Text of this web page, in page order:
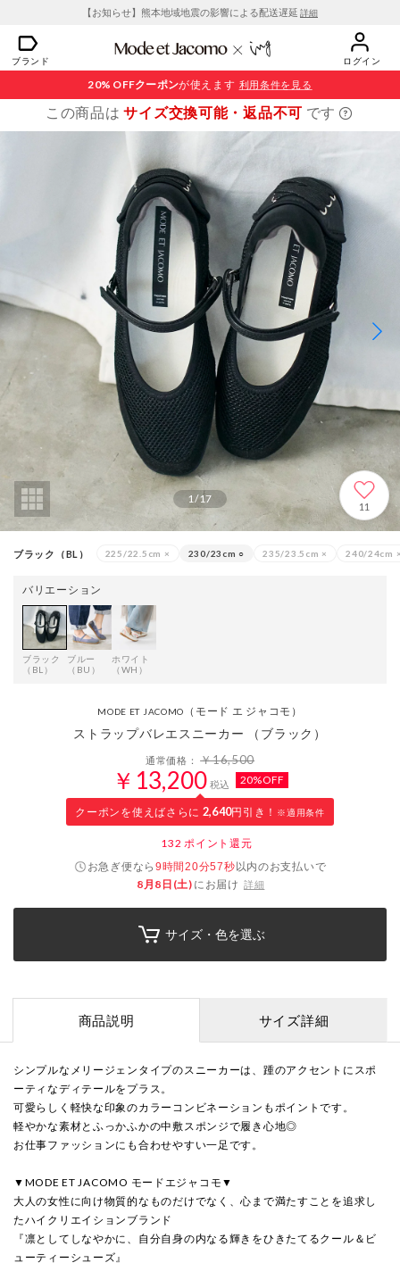
【お知らせ】熊本地域地震の影響による配送遅延 詳細
ブランド ログイン
20% OFFクーポンが使えます 利用条件を見る
この商品はサイズ交換可能・返品不可 です
1/17
11
ブラック（BL） 225/22.5cm × 230/23cm ○ 235/23.5cm × 240/24cm
バリエーション
ブラック
（BL）
ブルー
（BU）
ホワイト
（WH）
MODE ET JACOMO （モード エ ジャコモ）
ストラップバレエスニーカー （ブラック）
通常価格：￥16,500
￥13,200 税込 20%OFF
クーポンを使えばさらに 2,640円引き！ ※適用条件
132 ポイント還元
お急ぎ便なら9時間20分56秒以内のお支払いで
8月8日(土) にお届け 詳細
サイズ・色を選ぶ
商品説明 サイズ詳細
シンプルなメリージェンタイプのスニーカーは、踵のアクセントにスポ
ーティなディテールをプラス。
可愛らしく軽快な印象のカラーコンビネーションもポイントです。
軽やかな素材とふっかふかの中敷スポンジで履き心地◎
お仕事ファッションにも合わせやすい一足です。
▼MODE ET JACOMO モードエジャコモ▼
大人の女性に向け物質的なものだけでなく、心まで満たすことを追求し
たハイクリエイションブランド
『凛としてしなやかに、自分自身の内なる輝きをひきたてるクール＆ビ
ューティーシューズ』